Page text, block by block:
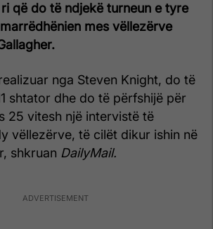
që do të ndjekë turneun e tyre
mes vëllezërve
nga Steven Knight, do të
shtator dhe do të përfshijë për
25 vitesh një intervistë të
vëllezërve, të cilët dikur ishin në
shkruan DailyMail.